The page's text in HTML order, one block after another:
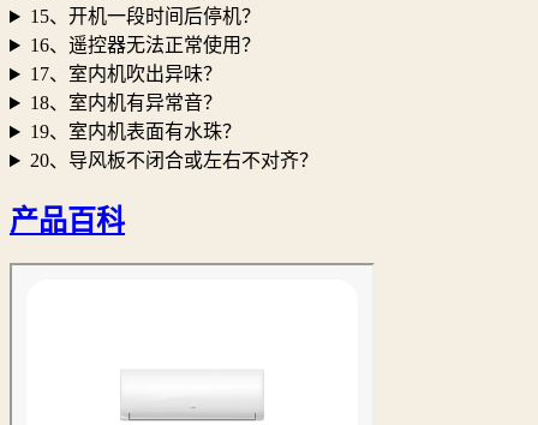
15、开机一段时间后停机？
16、遥控器无法正常使用？
17、室内机吹出异味？
18、室内机有异常音？
19、室内机表面有水珠？
20、导风板不闭合或左右不对齐？
产品百科